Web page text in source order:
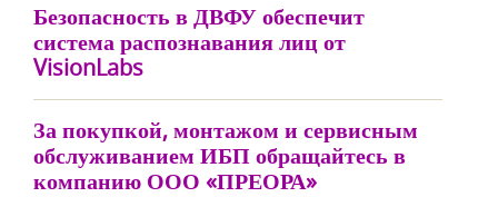
Безопасность в ДВФУ обеспечит
система распознавания лиц от
VisionLabs
За покупкой, монтажом и сервисным
обслуживанием ИБП обращайтесь в
компанию ООО «ПРЕОРА»